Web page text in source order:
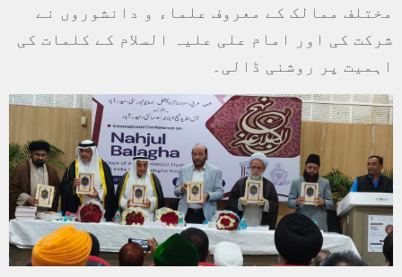
مختلف ممالک کے معروف علماء و دانشوروں نے
شرکت کی اور امام علی علیہ السلام کے کلمات کی
اہمیت پر روشنی ڈالی۔